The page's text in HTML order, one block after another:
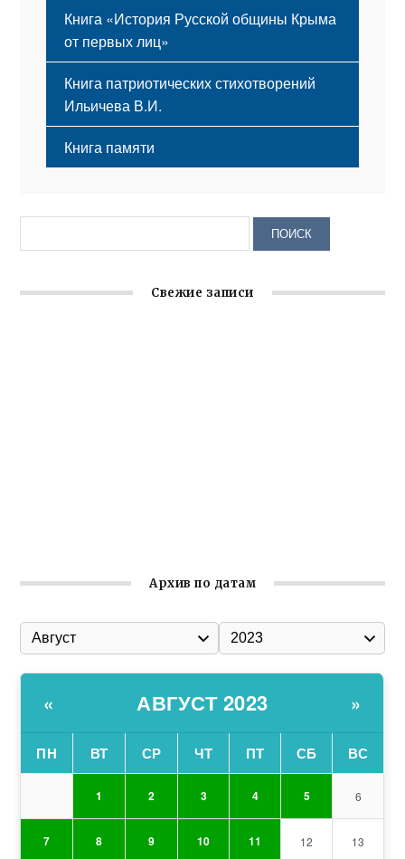
Книга «История Русской общины Крыма
от первых лиц»
Книга патриотических стихотворений
Ильичева В.И.
Книга памяти
Свежие записи
Архив по датам
« АВГУСТ 2023 »
ПН ВТ СР ЧТ ПТ СБ ВС
1 2 3 4 5 6
7 8 9 10 11 12 13